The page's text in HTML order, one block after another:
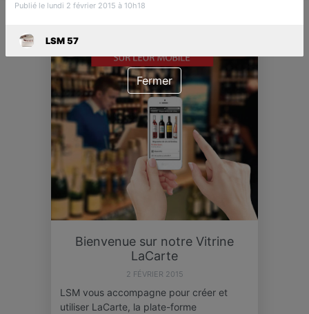
Bienvenue sur notre Vitrine
LaCarte
2 FÉVRIER 2015
LSM vous accompagne pour créer et
utiliser LaCarte, la plate-forme
Publié le lundi 2 février 2015 à 10h18
LSM 57
Fermer